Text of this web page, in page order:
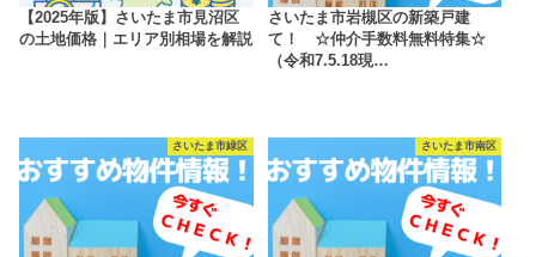
【2025年版】さいたま市見沼区
の土地価格｜エリア別相場を解説
さいたま市岩槻区の新築戸建
て！ ☆仲介手数料無料特集☆
（令和7.5.18現…
さいたま市緑区 さいたま市南区